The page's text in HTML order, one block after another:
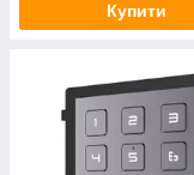
Купити